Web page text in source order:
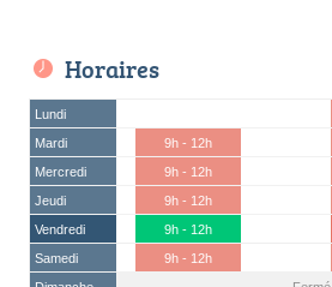
Horaires
Lundi
Mardi
9h - 12h
Mercredi
9h - 12h
Jeudi
9h - 12h
Vendredi
9h - 12h
Samedi
9h - 12h